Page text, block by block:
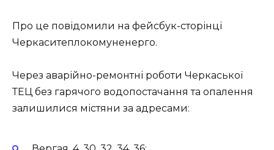
Про це повідомили на фейсбук-сторінці
Черкаситеплокомуненерго.
Через аварійно-ремонтні роботи Черкаської
ТЕЦ без гарячого водопостачання та опалення
залишилися містяни за адресами: